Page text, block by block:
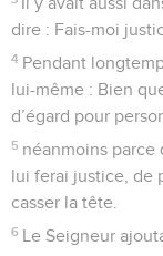
dire : Fais-moi
4 Pendant
lui-même : Bien
d’égard pour
5 néanmoins parce
lui ferai justice, de
casser la tête.
6 Le Seigneur